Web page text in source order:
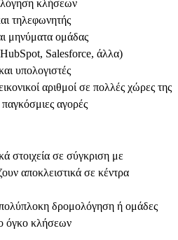
κλήσεων
τηλεφωνητής
μηνύματα ομάδας
Salesforce, άλλα)
υπολογιστές
αριθμοί σε πολλές χώρες της
αγορές
στοιχεία σε σύγκριση με
αποκλειστικά σε κέντρα
πολύπλοκη δρομολόγηση ή ομάδες
όγκο κλήσεων